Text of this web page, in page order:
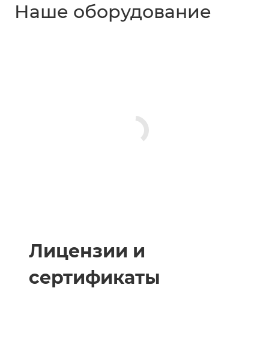
Наше оборудование
Лицензии и
сертификаты